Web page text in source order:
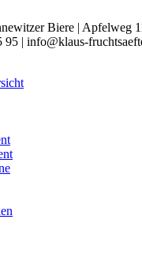
Biere | Apfelweg
95 | info@klaus-